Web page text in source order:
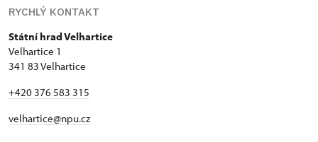
RYCHLÝ KONTAKT
Státní hrad Velhartice
Velhartice 1
341 83 Velhartice
+420 376 583 315
velhartice@npu.cz